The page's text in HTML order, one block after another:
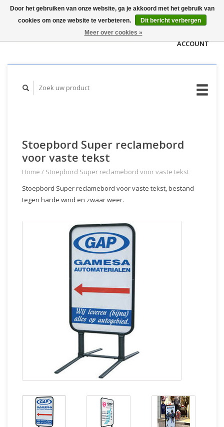
WINKELWAGEN
ACCOUNT
Stoepbord Super reclamebord
voor vaste tekst
Home / Stoepbord Super reclamebord voor vaste tekst
Stoepbord Super reclamebord voor vaste tekst, bestand
tegen harde wind en zwaar weer.
Door het gebruiken van onze website, ga je akkoord met het gebruik van
cookies om onze website te verbeteren.
Dit bericht verbergen
Meer over cookies »